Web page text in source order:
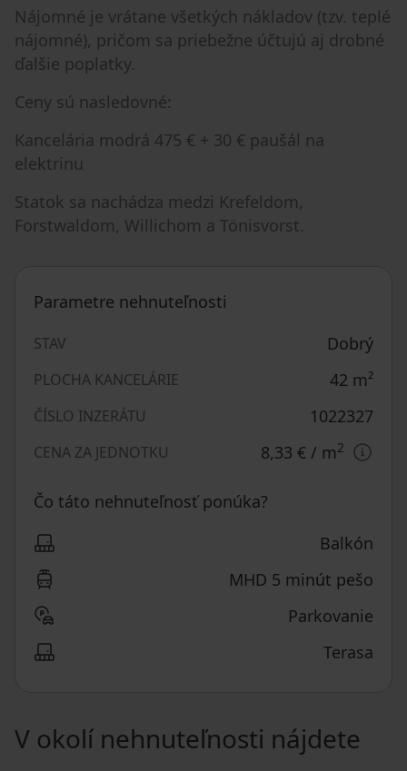
Nájomné je vrátane všetkých nákladov (tzv. teplé
nájomné), pričom sa priebežne účtujú aj drobné
ďalšie poplatky.
Ceny sú nasledovné:
Kancelária modrá 475 € + 30 € paušál na
elektrinu
Statok sa nachádza medzi Krefeldom,
Forstwaldom, Willichom a Tönisvorst.
Parametre nehnuteľnosti
STAV Dobrý
PLOCHA KANCELÁRIE 42 m²
ČÍSLO INZERÁTU 1022327
CENA ZA JEDNOTKU 8,33 € / m2
Čo táto nehnuteľnosť ponúka?
Balkón
MHD 5 minút pešo
Parkovanie
Terasa
V okolí nehnuteľnosti nájdete